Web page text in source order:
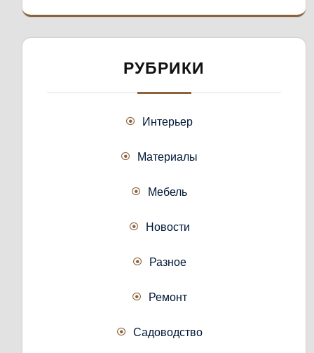
РУБРИКИ
Интерьер
Материалы
Мебель
Новости
Разное
Ремонт
Садоводство